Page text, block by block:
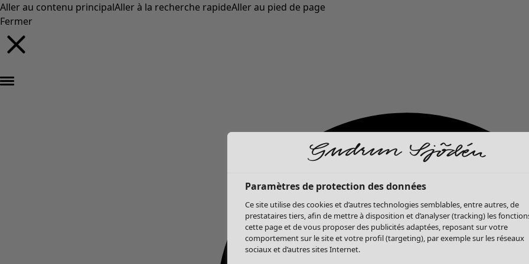
Aller au contenu principalAller à la recherche rapideAller au pied de page
Fermer
Paramètres de protection des données
Ce site utilise des cookies et d’autres technologies semblables, entre autres, de
prestataires tiers, afin de mettre à disposition et d’analyser (tracking) les
cette page et de vous proposer des publicités adaptées, reposant sur votre
comportement sur le site et votre profil (targeting), par exemple sur les réseaux
sociaux et d’autres sites Internet.